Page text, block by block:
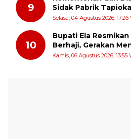
9
Sidak Pabrik
PPUKI Apresiasi
Selasa, 04 Agustus 2026, 17:26
10
Bupati Ela
Berhaji, Gerakan
untuk Wujudkan
Kamis, 06 Agustus 2026, 13:55